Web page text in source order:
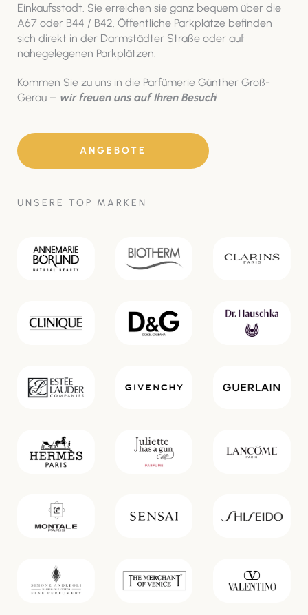
Einkaufsstadt. Sie erreichen sie ganz bequem über die
A67 oder B44 / B42. Öffentliche Parkplätze befinden
sich direkt in der Darmstädter Straße oder auf
nahegelegenen Parkplätzen.
Kommen Sie zu uns in die Parfümerie Günther Groß-
Gerau – wir freuen uns auf Ihren Besuch!
ANGEBOTE
UNSERE TOP MARKEN